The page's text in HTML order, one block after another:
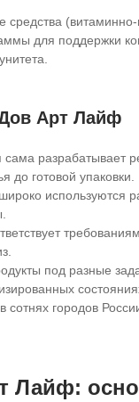
средства
для поддержки
Арт Лайф
разрабатывает
до готовой упаковки.
используются
под разные
сотнях городов
Лайф: